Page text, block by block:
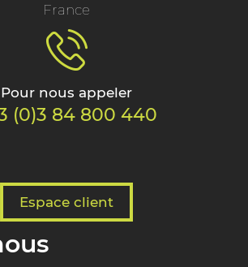
France
Pour nous appeler
(0)3 84 800 440
Espace client